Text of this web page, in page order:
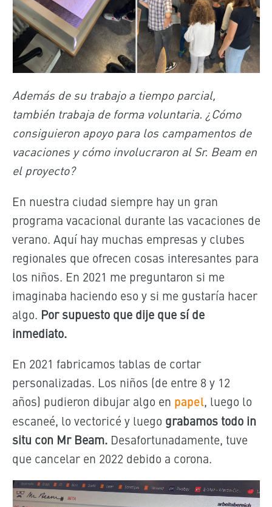
Además de su trabajo a tiempo parcial,
también trabaja de forma voluntaria. ¿Cómo
consiguieron apoyo para los campamentos de
vacaciones y cómo involucraron al Sr. Beam en
el proyecto?
En nuestra ciudad siempre hay un gran
programa vacacional durante las vacaciones de
verano. Aquí hay muchas empresas y clubes
regionales que ofrecen cosas interesantes para
los niños. En 2021 me preguntaron si me
imaginaba haciendo eso y si me gustaría hacer
algo. Por supuesto que dije que sí de
inmediato.
En 2021 fabricamos tablas de cortar
personalizadas. Los niños (de entre 8 y 12
años) pudieron dibujar algo en papel, luego lo
escaneé, lo vectoricé y luego grabamos todo in
situ con Mr Beam. Desafortunadamente, tuve
que cancelar en 2022 debido a corona.